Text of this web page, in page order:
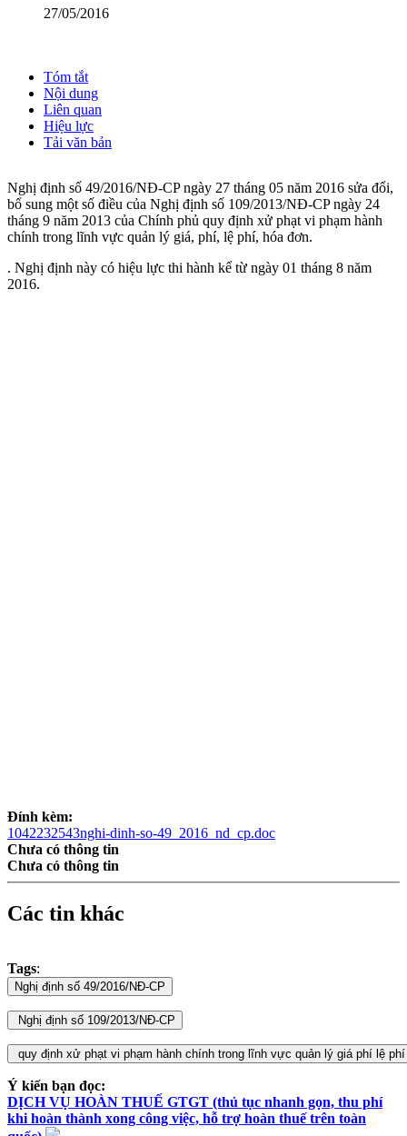
27/05/2016
Tóm tắt
Nội dung
Liên quan
Hiệu lực
Tải văn bản
Nghị định số 49/2016/NĐ-CP ngày 27 tháng 05 năm 2016 sửa đổi,
bổ sung một số điều của Nghị định số 109/2013/NĐ-CP ngày 24
tháng 9 năm 2013 của Chính phủ quy định xử phạt vi phạm hành
chính trong lĩnh vực quản lý giá, phí, lệ phí, hóa đơn.
. Nghị định này có hiệu lực thi hành kể từ ngày 01 tháng 8 năm
2016.
Đính kèm:
1042232543nghi-dinh-so-49_2016_nd_cp.doc
Chưa có thông tin
Chưa có thông tin
Các tin khác
Tags:
Ý kiến bạn đọc:
DỊCH VỤ HOÀN THUẾ GTGT (thủ tục nhanh gọn, thu phí
khi hoàn thành xong công việc, hỗ trợ hoàn thuế trên toàn